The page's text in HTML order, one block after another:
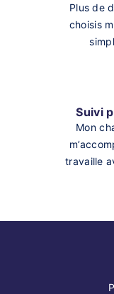
Plus de
choisis
Suivi
Mon
travaille